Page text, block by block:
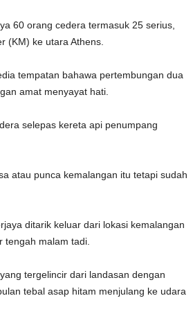
60 orang cedera termasuk 25 serius,
(KM) ke utara Athens.
tempatan bahawa pertembungan dua
amat menyayat hati.
selepas kereta api penumpang
atau punca kemalangan itu tetapi sudah
ditarik keluar dari lokasi kemalangan
malam tadi.
tergelincir dari landasan dengan
tebal asap hitam menjulang ke udara